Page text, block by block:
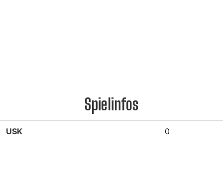
Spielinfos
USK 0